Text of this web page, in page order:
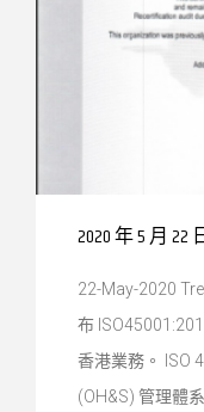
2020 年 5 月 22
22-May-2020
布
香港業務。 ISO
(OH&S) 管理體